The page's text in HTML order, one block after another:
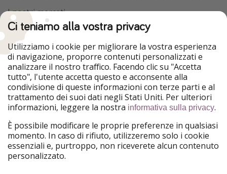
I nostri mercati
HolidayPirates
VakantiePiraten
WakacyjniPiraci
Ferienpiraten
Urlaubspiraten
Urlaubspiraten
ViajerosPiratas
TravelPirates
Il nostro gruppo
HolidayPirates Group
Conoscici meglio
Chi siamo
Lavora con noi
Informazioni legali
Termini d' Uso
Ci teniamo alla vostra privacy
Utilizziamo i cookie per migliorare la vostra esperienza
di navigazione, proporre contenuti personalizzati e
analizzare il nostro traffico. Facendo clic su "Accetta
tutto", l'utente accetta questo e acconsente alla
condivisione di queste informazioni con terze parti e al
trattamento dei suoi dati negli Stati Uniti. Per ulteriori
informazioni, leggere la nostra informativa sulla privacy.
È possibile modificare le proprie preferenze in qualsiasi
momento. In caso di rifiuto, utilizzeremo solo i cookie
essenziali e, purtroppo, non riceverete alcun contenuto
personalizzato.